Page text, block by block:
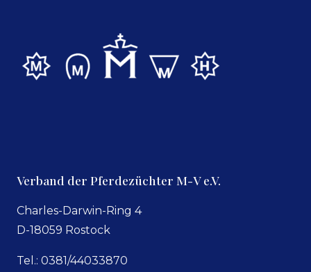
Verband der Pferdezüchter M-V e.V.
Charles-Darwin-Ring 4
D-18059 Rostock
Tel.: 0381/44033870